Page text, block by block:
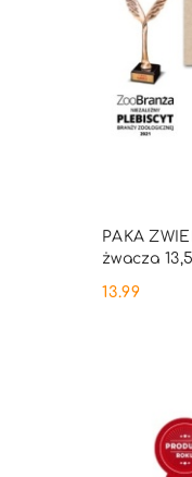
PAKA
żwacza
Cena:
13.99